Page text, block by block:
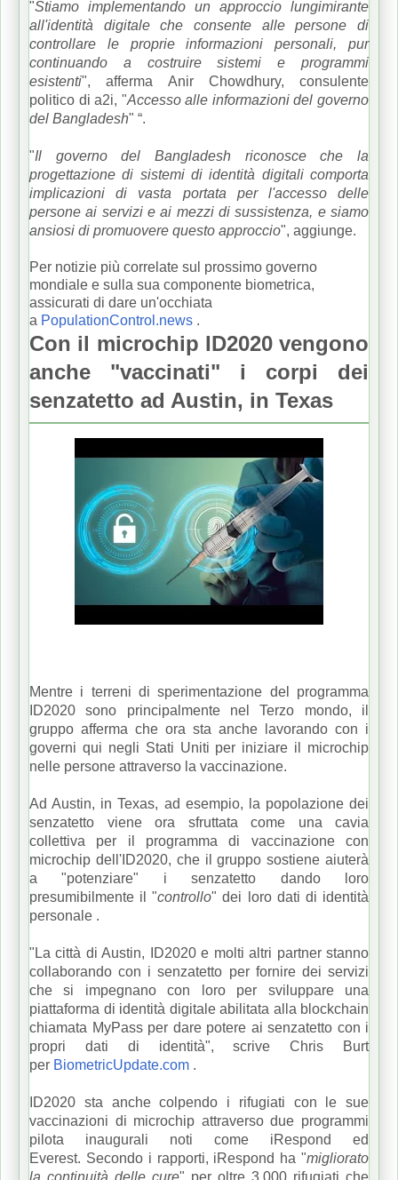
"Stiamo implementando un approccio lungimirante
all'identità digitale che consente alle persone di
controllare le proprie informazioni personali, pur
continuando a costruire sistemi e programmi
esistenti", afferma Anir Chowdhury, consulente
politico di a2i, "Accesso alle informazioni del governo
del Bangladesh" “.
"Il governo del Bangladesh riconosce che la
progettazione di sistemi di identità digitali comporta
implicazioni di vasta portata per l'accesso delle
persone ai servizi e ai mezzi di sussistenza, e siamo
ansiosi di promuovere questo approccio", aggiunge.
Per notizie più correlate sul prossimo governo
mondiale e sulla sua componente biometrica,
assicurati di dare un'occhiata
a PopulationControl.news .
Con il microchip ID2020 vengono
anche "vaccinati" i corpi dei
senzatetto ad Austin, in Texas
Mentre i terreni di sperimentazione del programma
ID2020 sono principalmente nel Terzo mondo, il
gruppo afferma che ora sta anche lavorando con i
governi qui negli Stati Uniti per iniziare il microchip
nelle persone attraverso la vaccinazione.
Ad Austin, in Texas, ad esempio, la popolazione dei
senzatetto viene ora sfruttata come una cavia
collettiva per il programma di vaccinazione con
microchip dell'ID2020, che il gruppo sostiene aiuterà
a "potenziare" i senzatetto dando loro
presumibilmente il "controllo" dei loro dati di identità
personale .
"La città di Austin, ID2020 e molti altri partner stanno
collaborando con i senzatetto per fornire dei servizi
che si impegnano con loro per sviluppare una
piattaforma di identità digitale abilitata alla blockchain
chiamata MyPass per dare potere ai senzatetto con i
propri dati di identità", scrive Chris Burt
per BiometricUpdate.com .
ID2020 sta anche colpendo i rifugiati con le sue
vaccinazioni di microchip attraverso due programmi
pilota inaugurali noti come iRespond ed
Everest. Secondo i rapporti, iRespond ha "migliorato
la continuità delle cure" per oltre 3.000 rifugiati che